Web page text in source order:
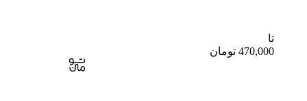
تا
470,000 تومان